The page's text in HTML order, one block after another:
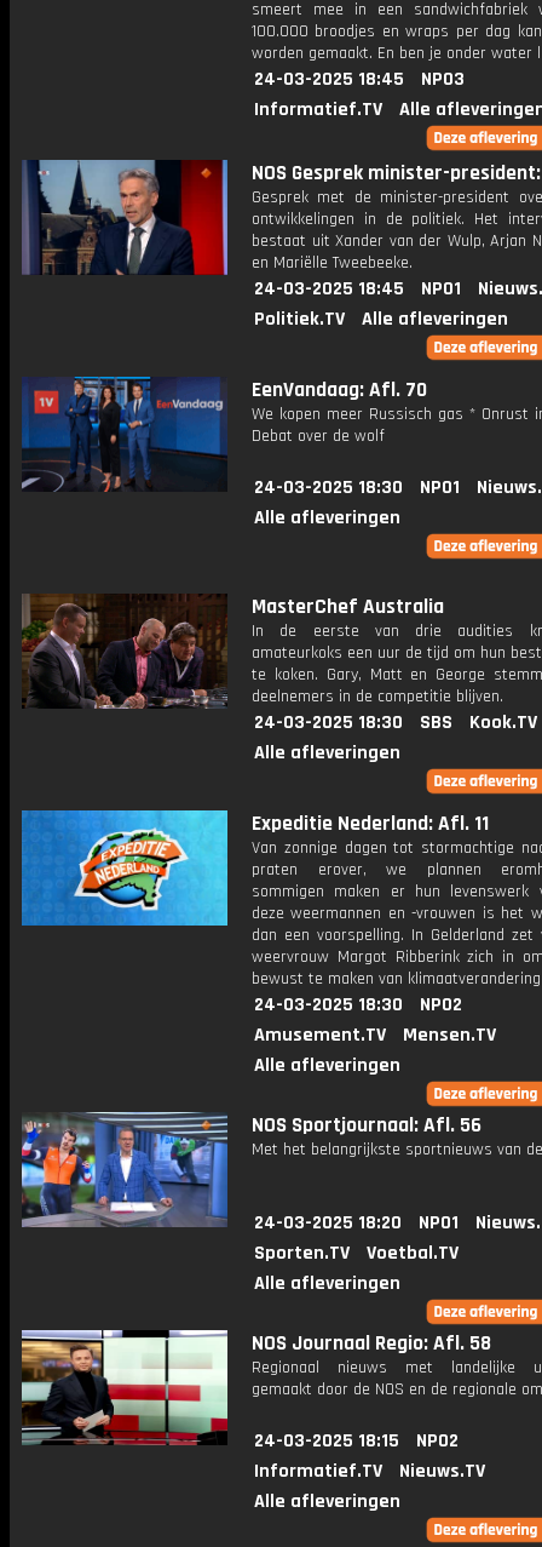
smeert mee in een sandwichfabriek
100.000 broodjes en wraps per dag
worden gemaakt. En ben je onder water
24-03-2025 18:45
NPO3
Informatief.TV
Alle
NOS Gesprek minister-
Gesprek met de minister-president
ontwikkelingen in de politiek. Het
bestaat uit Xander van der Wulp, Arjan
en Mariëlle Tweebeeke.
24-03-2025 18:45 NPO1
Politiek.TV
Alle afleveringen
EenVandaag: Afl. 70
We kopen meer Russisch gas * Onrust
Debat over de wolf
24-03-2025 18:30 NPO1
Alle afleveringen
MasterChef Australia
In de eerste van drie audities
amateurkoks een uur de tijd om hun
te koken. Gary, Matt en George
deelnemers in de competitie blijven.
24-03-2025 18:30 SBS
Kook.TV
Alle afleveringen
Expeditie Nederland: Afl. 11
Van zonnige dagen tot stormachtige
praten erover, we plannen
sommigen maken er hun levenswerk
deze weermannen en -vrouwen is het
dan een voorspelling. In Gelderland zet
weervrouw Margot Ribberink zich in
bewust te maken van
24-03-2025 18:30
NPO2
Amusement.TV
Mensen.TV
Alle afleveringen
NOS Sportjournaal: Afl. 56
Met het belangrijkste sportnieuws van
24-03-2025 18:20 NPO1
Sporten.TV
Voetbal.TV
Alle afleveringen
NOS Journaal Regio: Afl. 58
Regionaal nieuws met landelijke
gemaakt door de NOS en de regionale
24-03-2025 18:15
NPO2
Informatief.TV
Nieuws.TV
Alle afleveringen